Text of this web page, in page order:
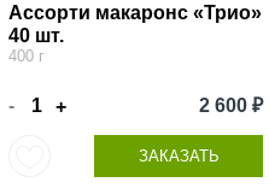
Ассорти макаронс «Трио»
40 шт.
400 г
- + 2 600 ₽
ЗАКАЗАТЬ